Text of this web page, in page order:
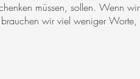
müssen, sollen. Wenn wir
wir viel weniger Worte,